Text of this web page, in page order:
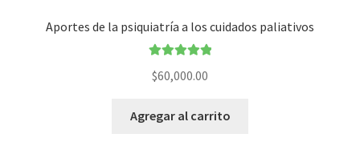
Aportes de la psiquiatría a los cuidados paliativos
5.00
$60,000.00
Agregar al carrito